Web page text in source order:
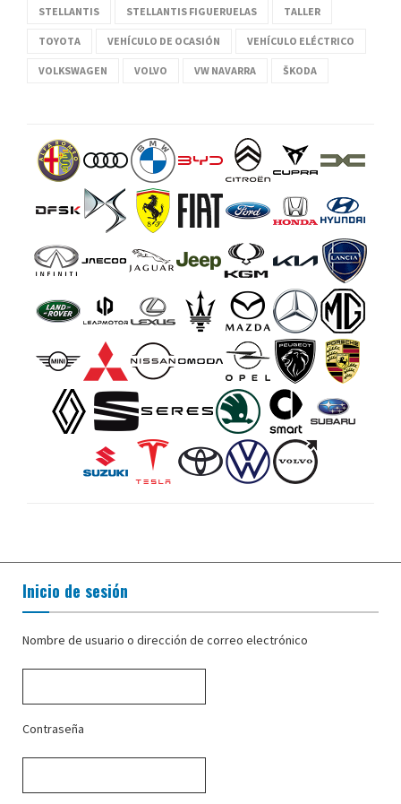
STELLANTIS STELLANTIS FIGUERUELAS TALLER
TOYOTA VEHÍCULO DE OCASIÓN VEHÍCULO ELÉCTRICO
VOLKSWAGEN VOLVO VW NAVARRA ŠKODA
Inicio de sesión
Nombre de usuario o dirección de correo electrónico
Contraseña